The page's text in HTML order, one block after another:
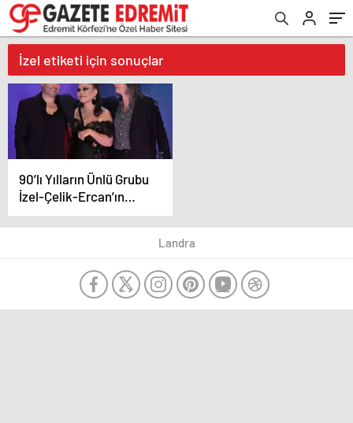
İzel etiketi için sonuçlar
90’lı Yılların Ünlü Grubu
İzel-Çelik-Ercan’ın
Ayrılık Sebebi Ortaya
Çıktı
Landra